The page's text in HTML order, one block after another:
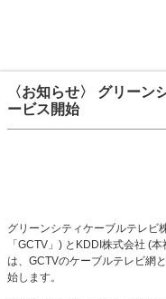
〈お知らせ〉 グリー
ービス開始
グリーンシティケーブルテレビ
「GCTV」) とKDDI株式会社 (
は、GCTVのケーブルテレビ網
始します。